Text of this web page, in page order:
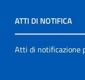
ATTI DI NOTIFICA
Atti di notificazione